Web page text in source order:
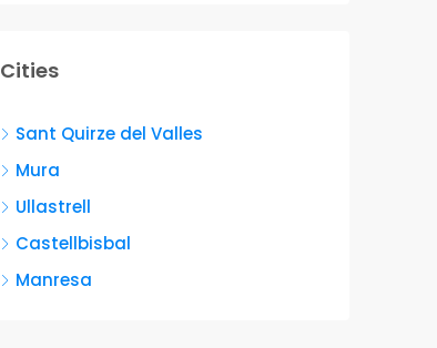
Cities
Sant Quirze del Valles
Mura
Ullastrell
Castellbisbal
Manresa